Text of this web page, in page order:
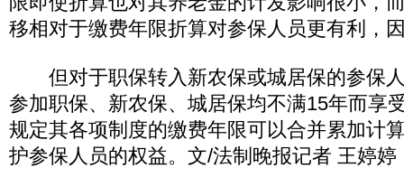
移相对于缴费年限折算对参保人员更有利，
但对于职保转入新农保或城居保的参保
参加职保、新农保、城居保均不满15年而享
规定其各项制度的缴费年限可以合并累加计
护参保人员的权益。文/法制晚报记者 王婷婷